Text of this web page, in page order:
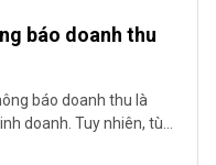
báo doanh thu
báo doanh thu là
doanh. Tuy nhiên, tùy